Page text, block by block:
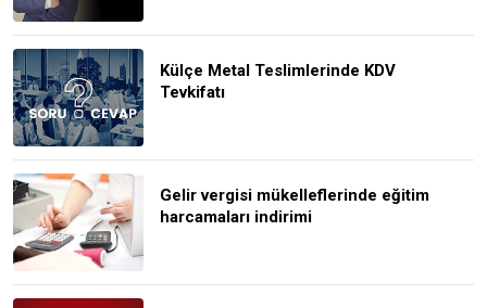
Külçe Metal Teslimlerinde KDV
Tevkifatı
Gelir vergisi mükelleflerinde eğitim
harcamaları indirimi